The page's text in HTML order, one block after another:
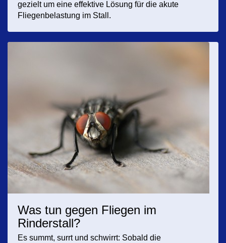
gezielt um eine effektive Lösung für die akute
Fliegenbelastung im Stall.
Was tun gegen Fliegen im
Rinderstall?
Es summt, surrt und schwirrt: Sobald die